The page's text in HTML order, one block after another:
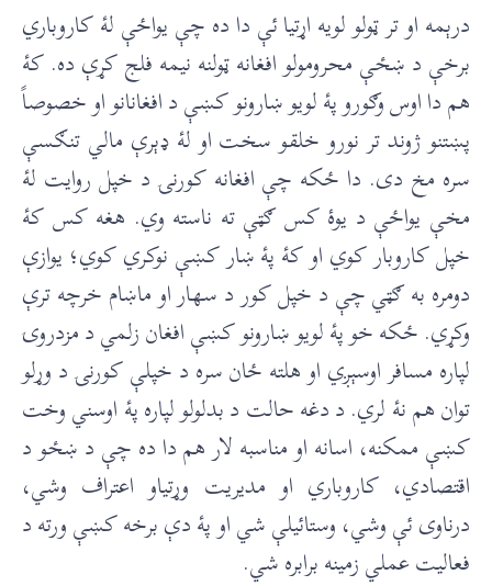
درېمه او تر ټولو لویه اړتیا ئې دا ده چې یواځې لۀ کاروباري
برخې د ښځې محرومولو افغانه ټولنه نیمه فلج کړې ده. کۀ
هم دا اوس وګورو پۀ لویو ښارونو کښې د افغانانو او خصوصاً
پښتنو ژوند تر نورو خلقو سخت او لۀ ډېرې مالي تنګسې
سره مخ دی. دا ځکه چې افغانه کورنۍ د خپل روایت لۀ
مخې یواځې د یوۀ کس ګټې ته ناسته وي. هغه کس کۀ
خپل کاروبار کوي او کۀ پۀ ښار کښې نوکري کوي؛ يوازې
دومره به ګټي چې د خپل کور د سهار او ماښام خرچه ترې
وکړي. ځکه خو پۀ لویو ښارونو کښې افغان زلمي د مزدروۍ
لپاره مسافر اوسېږي او هلته ځان سره د خپلې کورنۍ د وړلو
توان هم نۀ لري. د دغه حالت د بدلولو لپاره پۀ اوسني وخت
کښې ممکنه، اسانه او مناسبه لار هم دا ده چې د ښځو د
اقتصادي، کاروباري او مدیریت وړتیاو اعتراف وشي،
درناوی ئې وشي، وستائیلې شي او پۀ دې برخه کښې ورته د
فعالیت عملي زمینه برابره شي.